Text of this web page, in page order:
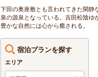
下田の奥座敷とも言われてきた閑
泉の源泉となっている。吉田松陰ゆ
豊かな自然には心から癒される。
宿泊プランを探す
エリア